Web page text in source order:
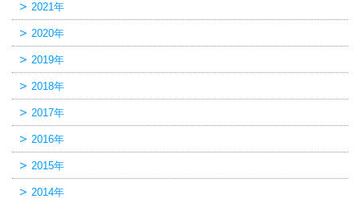
2021年
2020年
2019年
2018年
2017年
2016年
2015年
2014年